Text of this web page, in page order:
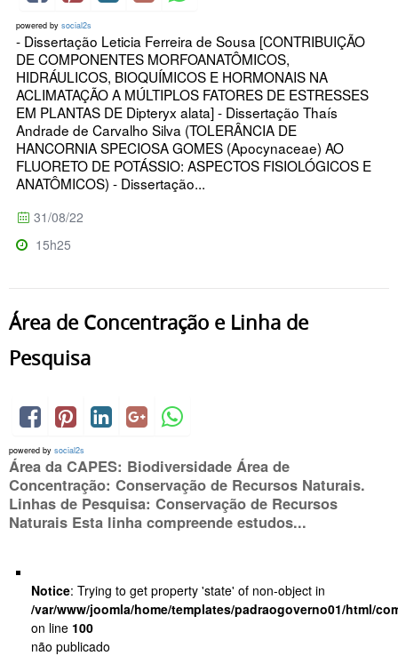
powered by social2s
- Dissertação Leticia Ferreira de Sousa [CONTRIBUIÇÃO
DE COMPONENTES MORFOANATÔMICOS,
HIDRÁULICOS, BIOQUÍMICOS E HORMONAIS NA
ACLIMATAÇÃO A MÚLTIPLOS FATORES DE ESTRESSES
EM PLANTAS DE Dipteryx alata] - Dissertação Thaís
Andrade de Carvalho Silva (TOLERÂNCIA DE
HANCORNIA SPECIOSA GOMES (Apocynaceae) AO
FLUORETO DE POTÁSSIO: ASPECTOS FISIOLÓGICOS E
ANATÔMICOS) - Dissertação...
31/08/22
15h25
Área de Concentração e Linha de
Pesquisa
powered by social2s
Área da CAPES: Biodiversidade Área de
Concentração: Conservação de Recursos Naturais.
Linhas de Pesquisa: Conservação de Recursos
Naturais Esta linha compreende estudos...
Notice: Trying to get property 'state' of non-object in
/var/www/joomla/home/templates/padraogoverno01/html/
on line 100
não publicado